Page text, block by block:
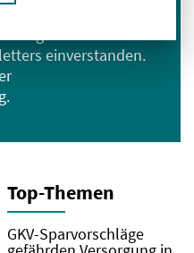
einverstanden.
.
Top-Themen
GKV-Sparvorschläge